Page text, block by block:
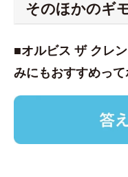
そのほかのギ
■オルビス ザ クレ
みにもおすすめって